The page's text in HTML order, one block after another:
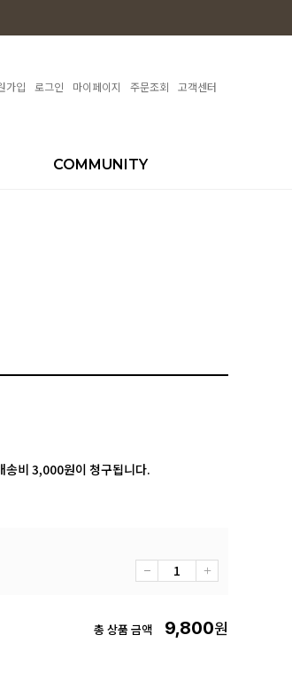
가입 로그인 마이페이지 주문조회 고객센터
COMMUNITY
송비 3,000원이 청구됩니다.
총 상품 금액 9,800원